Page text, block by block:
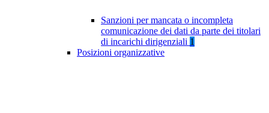
Sanzioni per mancata o incompleta
comunicazione dei dati da parte dei titolari
di incarichi dirigenziali 1
Posizioni organizzative